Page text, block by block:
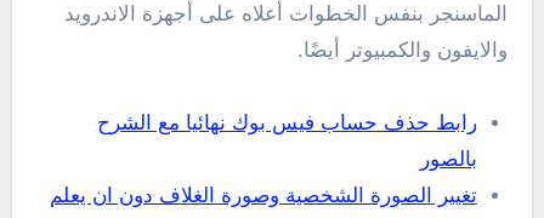
الماسنجر بنفس الخطوات أعلاه على أجهزة الاندرويد
والايفون والكمبيوتر أيضًا.
رابط حذف حساب فيس بوك نهائيا مع الشرح
بالصور
تغيير
الصورة الشخصية وصورة الغلاف دون ان يعلم